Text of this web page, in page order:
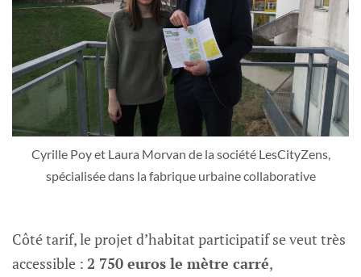
Cyrille Poy et Laura Morvan de la société LesCityZens,
spécialisée dans la fabrique urbaine collaborative
Côté tarif, le projet d’habitat participatif se veut très
accessible : 2 750 euros le mètre carré,